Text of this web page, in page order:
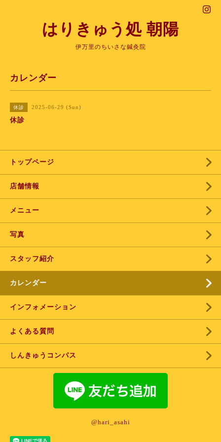
はりきゅう処 朝陽
伊万里のちいさな鍼灸院
カレンダー
休診 2025-06-29 (Sun)
休診
トップページ
店舗情報
メニュー
写真
スタッフ紹介
カレンダー
インフォメーション
よくある質問
しんきゅうコンパス
@hari_asahi